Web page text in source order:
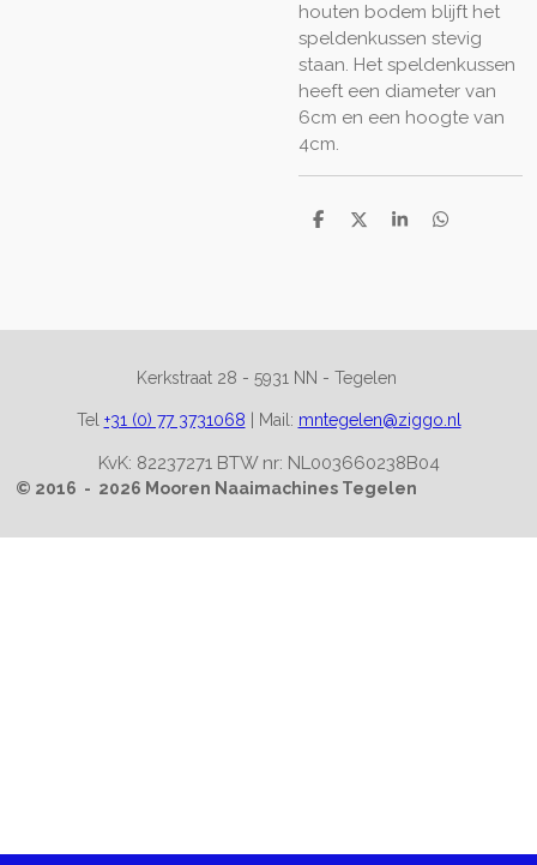
houten bodem blijft het
speldenkussen stevig
staan. Het speldenkussen
heeft een diameter van
6cm en een hoogte van
4cm.
D
D
S
D
Kerkstraat 28 - 5931 NN - Tegelen
Tel +31 (0) 77 3731068 Mail: mntegelen@ziggo.nl
KvK: 82237271 BTW nr: NL003660238B04
© 2016 - 2026 Mooren Naaimachines Tegelen